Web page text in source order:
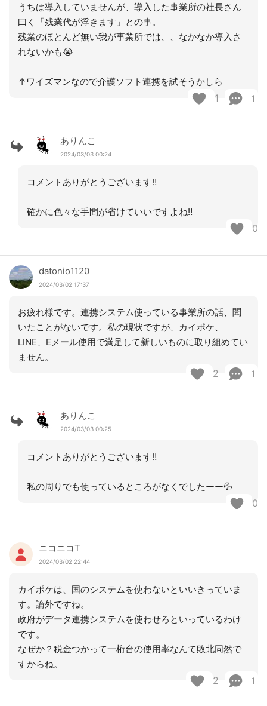
うちは導入していませんが、導入した事業所の社長さん
曰く「残業代が浮きます」との事。
残業のほとんど無い我が事業所では、、なかなか導入さ
れないかも😭
↑ワイズマンなので介護ソフト連携を試そうかしら
1 1
ありんこ
2024/03/03 00:24
コメントありがとうございます‼︎
確かに色々な手間が省けていいですよね‼︎
0
datonio1120
2024/03/02 17:37
お疲れ様です。連携システム使っている事業所の話、聞
いたことがないです。私の現状ですが、カイポケ、
LINE、Eメール使用で満足して新しいものに取り組めてい
ません。
2 1
ありんこ
2024/03/03 00:25
コメントありがとうございます‼︎
私の周りでも使っているところがなくでしたーー💦
0
ニコニコT
2024/03/02 22:44
カイポケは、国のシステムを使わないといいきっていま
す。論外ですね。
政府がデータ連携システムを使わせろといっているわけ
です。
なぜか？税金つかって一桁台の使用率なんて敗北同然で
すからね。
2 1